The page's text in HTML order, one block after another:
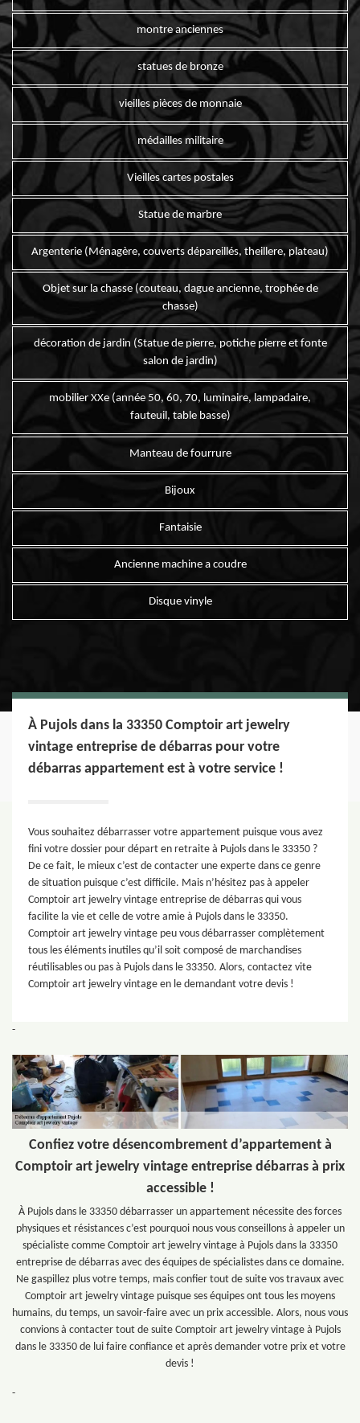
montre anciennes
statues de bronze
vieilles pièces de monnaie
médailles militaire
Vieilles cartes postales
Statue de marbre
Argenterie (Ménagère, couverts dépareillés, theillere, plateau)
Objet sur la chasse (couteau, dague ancienne, trophée de
chasse)
décoration de jardin (Statue de pierre, potiche pierre et fonte
salon de jardin)
mobilier XXe (année 50, 60, 70, luminaire, lampadaire,
fauteuil, table basse)
Manteau de fourrure
Bijoux
Fantaisie
Ancienne machine a coudre
Disque vinyle
À Pujols dans la 33350 Comptoir art jewelry
vintage entreprise de débarras pour votre
débarras appartement est à votre service !
Vous souhaitez débarrasser votre appartement puisque vous avez
fini votre dossier pour départ en retraite à Pujols dans le 33350 ?
De ce fait, le mieux c’est de contacter une experte dans ce genre
de situation puisque c’est difficile. Mais n’hésitez pas à appeler
Comptoir art jewelry vintage entreprise de débarras qui vous
facilite la vie et celle de votre amie à Pujols dans le 33350.
Comptoir art jewelry vintage peu vous débarrasser complètement
tous les éléments inutiles qu’il soit composé de marchandises
réutilisables ou pas à Pujols dans le 33350. Alors, contactez vite
Comptoir art jewelry vintage en le demandant votre devis !
-
Confiez votre désencombrement d’appartement à
Comptoir art jewelry vintage entreprise débarras à prix
accessible !
À Pujols dans le 33350 débarrasser un appartement nécessite des forces
physiques et résistances c’est pourquoi nous vous conseillons à appeler un
spécialiste comme Comptoir art jewelry vintage à Pujols dans la 33350
entreprise de débarras avec des équipes de spécialistes dans ce domaine.
Ne gaspillez plus votre temps, mais confier tout de suite vos travaux avec
Comptoir art jewelry vintage puisque ses équipes ont tous les moyens
humains, du temps, un savoir-faire avec un prix accessible. Alors, nous vous
convions à contacter tout de suite Comptoir art jewelry vintage à Pujols
dans le 33350 de lui faire confiance et après demander votre prix et votre
devis !
-